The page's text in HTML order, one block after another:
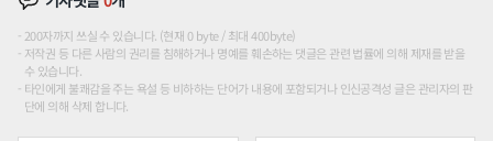
200자까지 쓰실 수 있습니다. (현재 0 byte / 최대 400byte)
저작권 등 다른 사람의 권리를 침해하거나 명예를 훼손하는 댓글은 관련 법률에 의해 제재를 받을
수 있습니다.
타인에게 불쾌감을 주는 욕설 등 비하하는 단어가 내용에 포함되거나 인신공격성 글은 관리자의 판
단에 의해 삭제 합니다.